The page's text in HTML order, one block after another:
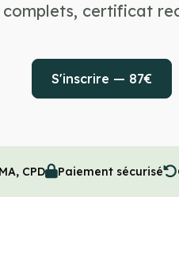
complets, certificat
S'inscrire — 87€
CPD Paiement sécurisé